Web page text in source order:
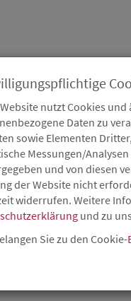
Die ISB
eines
nutzt Cookies
Daten zu
sowie Elementen
Messungen/
und von diesen
der Website nicht
widerrufen. Weitere
und zu
Sie zu den Cookie-